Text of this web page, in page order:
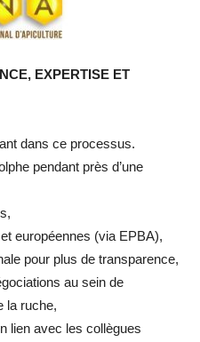
EXPERTISE ET
dans ce processus.
pendant près d’une
européennes (via EPBA),
pour plus de transparence,
au sein de
la ruche,
lien avec les collègues